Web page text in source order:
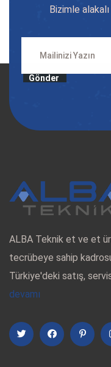
Bizimle
Gönder
ALBA Teknik et ve et
tecrübeye sahip
Türkiye'deki satış,
devamı